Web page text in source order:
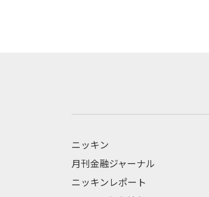
ニッキン
月刊金融ジャーナル
ニッキンレポート